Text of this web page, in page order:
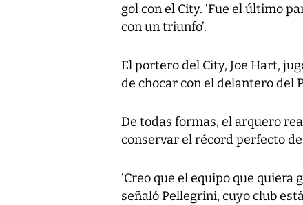
gol con el City. ‘Fue el último
con un triunfo’.
El portero del City, Joe Hart,
de chocar con el delantero del
De todas formas, el arquero
conservar el récord perfecto
‘Creo que el equipo que
señaló Pellegrini, cuyo club